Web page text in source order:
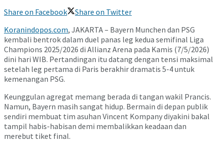
Share on Facebook
Share on Twitter
Koranindopos.com, JAKARTA – Bayern Munchen dan PSG
kembali bentrok dalam duel panas leg kedua semifinal Liga
Champions 2025/2026 di Allianz Arena pada Kamis (7/5/2026)
dini hari WIB. Pertandingan itu datang dengan tensi maksimal
setelah leg pertama di Paris berakhir dramatis 5-4 untuk
kemenangan PSG.
Keunggulan agregat memang berada di tangan wakil Prancis.
Namun, Bayern masih sangat hidup. Bermain di depan publik
sendiri membuat tim asuhan Vincent Kompany diyakini bakal
tampil habis-habisan demi membalikkan keadaan dan
merebut tiket final.